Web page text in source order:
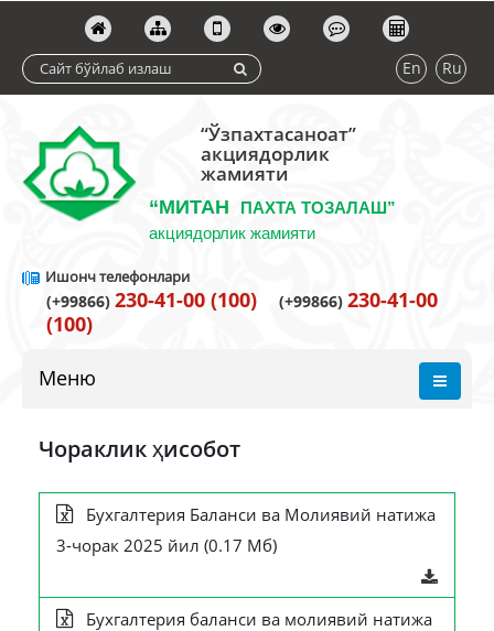
En Ru
“Ўзпахтасаноат”
акциядорлик
жамияти
“МИТАН
ПАХТА ТОЗАЛАШ”
акциядорлик жамияти
Ишонч телефонлари
(+99866) 230-41-00 (100) (+99866) 230-41-00
(100)
Меню
Чораклик ҳисобот
Бухгалтерия Баланси ва Молиявий натижа
3-чорак 2025 йил (0.17 Мб)
Бухгалтерия баланси ва молиявий натижа